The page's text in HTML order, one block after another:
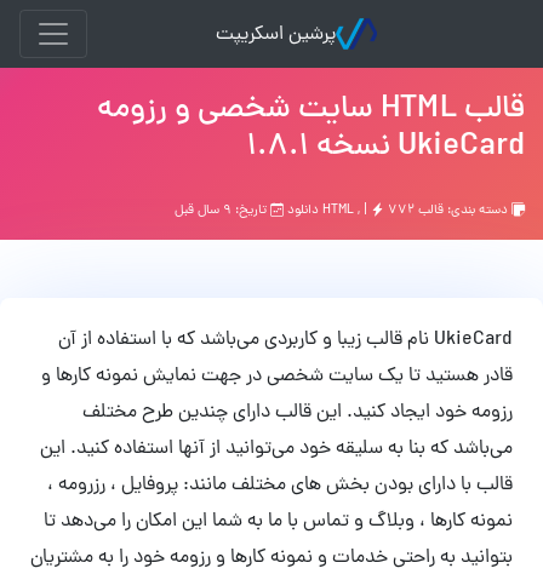
پرشین اسکریپت
قالب HTML سایت شخصی و رزومه
UkieCard نسخه 1.8.1
دسته بندی: قالب HTML , | ۷۷۲ دانلود تاریخ: ۹ سال قبل
UkieCard نام قالب زیبا و کاربردی می‌باشد که با استفاده از آن
قادر هستید تا یک سایت شخصی در جهت نمایش نمونه کارها و
رزومه خود ایجاد کنید. این قالب دارای چندین طرح مختلف
می‌باشد که بنا به سلیقه خود می‌توانید از آنها استفاده کنید. این
قالب با دارای بودن بخش های مختلف مانند: پروفایل ، رزرومه ،
نمونه کارها ، وبلاگ و تماس با ما به شما این امکان را می‌دهد تا
بتوانید به راحتی خدمات و نمونه کارها و رزومه خود را به مشتریان